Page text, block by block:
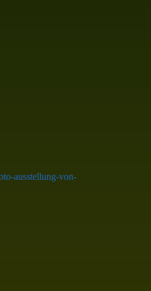
ausstellung-von-